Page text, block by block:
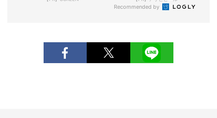
Recommended by